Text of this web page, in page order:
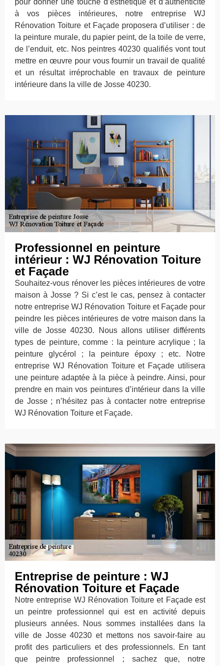
pour donner une touche d’esthétique et d’authenticité
à vos pièces intérieures, notre entreprise WJ
Rénovation Toiture et Façade proposera d’utiliser : de
la peinture murale, du papier peint, de la toile de verre,
de l’enduit, etc. Nos peintres 40230 qualifiés vont tout
mettre en œuvre pour vous fournir un travail de qualité
et un résultat irréprochable en travaux de peinture
intérieure dans la ville de Josse 40230.
Professionnel en peinture
intérieur : WJ Rénovation Toiture
et Façade
Souhaitez-vous rénover les pièces intérieures de votre
maison à Josse ? Si c’est le cas, pensez à contacter
notre entreprise WJ Rénovation Toiture et Façade pour
peindre les pièces intérieures de votre maison dans la
ville de Josse 40230. Nous allons utiliser différents
types de peinture, comme : la peinture acrylique ; la
peinture glycérol ; la peinture époxy ; etc. Notre
entreprise WJ Rénovation Toiture et Façade utilisera
une peinture adaptée à la pièce à peindre. Ainsi, pour
prendre en main vos peintures d’intérieur dans la ville
de Josse ; n’hésitez pas à contacter notre entreprise
WJ Rénovation Toiture et Façade.
Entreprise de peinture : WJ
Rénovation Toiture et Façade
Notre entreprise WJ Rénovation Toiture et Façade est
un peintre professionnel qui est en activité depuis
plusieurs années. Nous sommes installées dans la
ville de Josse 40230 et mettons nos savoir-faire au
profit des particuliers et des professionnels. En tant
que peintre professionnel ; sachez que, notre